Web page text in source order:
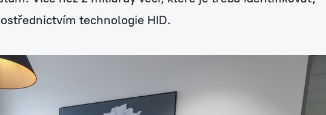
Jednorázový pronájem na
technologie HID.